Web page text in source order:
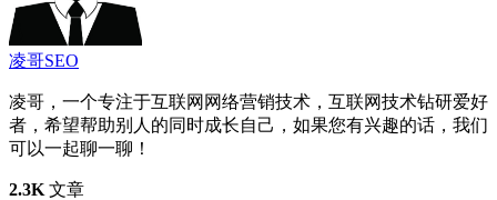
凌哥SEO
凌哥，一个专注于互联网网络营销技术，互联网技术钻研爱好
者，希望帮助别人的同时成长自己，如果您有兴趣的话，我们
可以一起聊一聊！
2.3K 文章